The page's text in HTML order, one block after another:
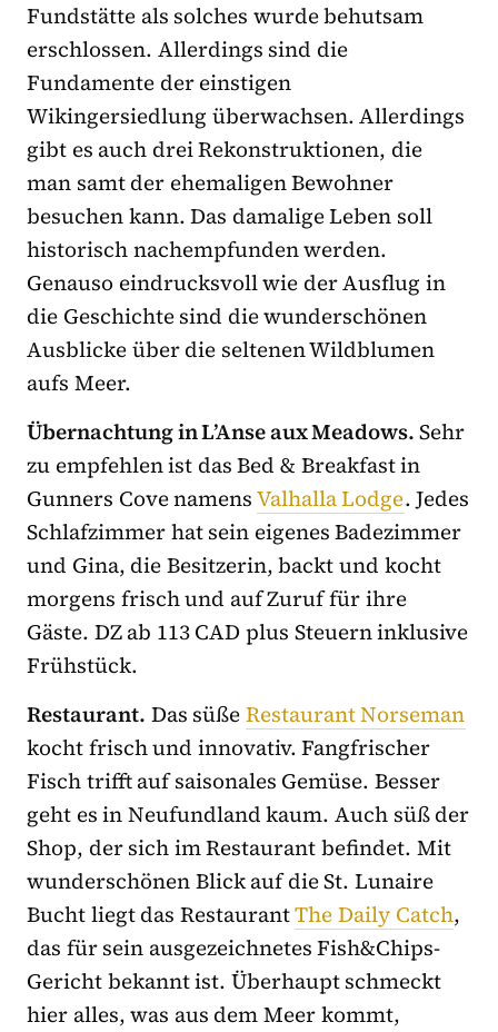
Fundstätte als solches wurde behutsam
erschlossen. Allerdings sind die
Fundamente der einstigen
Wikingersiedlung überwachsen. Allerdings
gibt es auch drei Rekonstruktionen, die
man samt der ehemaligen Bewohner
besuchen kann. Das damalige Leben soll
historisch nachempfunden werden.
Genauso eindrucksvoll wie der Ausflug in
die Geschichte sind die wunderschönen
Ausblicke über die seltenen Wildblumen
aufs Meer.
Übernachtung in L’Anse aux Meadows.Sehr
zu empfehlen ist das Bed & Breakfast in
Gunners Cove namensValhalla Lodge. Jedes
Schlafzimmer hat sein eigenes Badezimmer
und Gina, die Besitzerin, backt und kocht
morgens frisch und auf Zuruf für ihre
Gäste. DZ ab 113 CAD plus Steuern inklusive
Frühstück.
Restaurant. Das süßeRestaurant Norseman
kocht frisch und innovativ. Fangfrischer
Fisch trifft auf saisonales Gemüse. Besser
geht es in Neufundland kaum. Auch süß der
Shop, der sich im Restaurant befindet. Mit
wunderschönen Blick auf die St. Lunaire
Bucht liegt das RestaurantThe Daily Catch,
das für sein ausgezeichnetes Fish&Chips-
Gericht bekannt ist. Überhaupt schmeckt
hier alles, was aus dem Meer kommt,